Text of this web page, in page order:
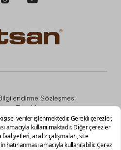
Sözleşmesi
Tercihleri
MALZEMELERİ TİCARET